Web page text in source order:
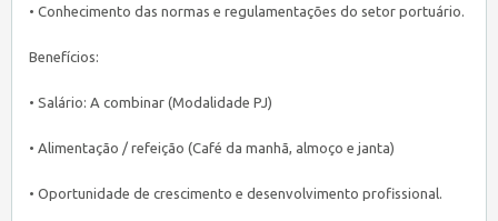
• Conhecimento das normas e regulamentações do setor portuário.
Benefícios:
• Salário: A combinar (Modalidade PJ)
• Alimentação / refeição (Café da manhã, almoço e janta)
• Oportunidade de crescimento e desenvolvimento profissional.